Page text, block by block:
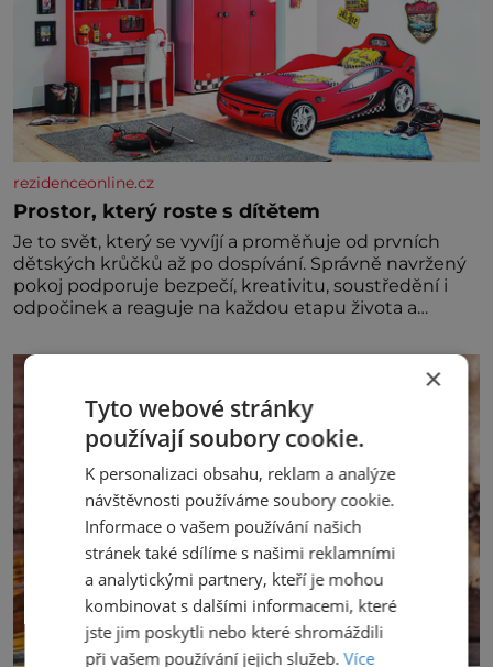
rezidenceonline.cz
Prostor, který roste s dítětem
Je to svět, který se vyvíjí a proměňuje od prvních
dětských krůčků až po dospívání. Správně navržený
pokoj podporuje bezpečí, kreativitu, soustředění i
odpočinek a reaguje na každou etapu života a
jednoduchost, měkkost a bezpečí, proto by pokoj
miminka měl působit především klidně a útulně.
Předškolní věk je
×
Tyto webové stránky
používají soubory cookie.
K personalizaci obsahu, reklam a analýze
návštěvnosti používáme soubory cookie.
Informace o vašem používání našich
stránek také sdílíme s našimi reklamními
a analytickými partnery, kteří je mohou
kombinovat s dalšími informacemi, které
jste jim poskytli nebo které shromáždili
při vašem používání jejich služeb.Více